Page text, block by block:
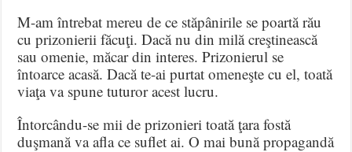
M-am întrebat mereu de ce stăpânirile se poartă rău
cu prizonierii făcuţi. Dacă nu din milă creştinească
sau omenie, măcar din interes. Prizonierul se
întoarce acasă. Dacă te-ai purtat omeneşte cu el, toată
viaţa va spune tuturor acest lucru.
Întorcându-se mii de prizonieri toată ţara fostă
duşmană va afla ce suflet ai. O mai bună propagandă